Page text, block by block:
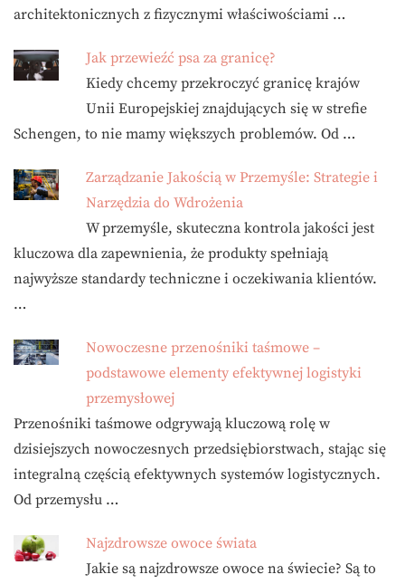
architektonicznych z fizycznymi właściwościami …
Jak przewieźć psa za granicę?
Kiedy chcemy przekroczyć granicę krajów
Unii Europejskiej znajdujących się w strefie
Schengen, to nie mamy większych problemów. Od …
Zarządzanie Jakością w Przemyśle: Strategie i
Narzędzia do Wdrożenia
W przemyśle, skuteczna kontrola jakości jest
kluczowa dla zapewnienia, że produkty spełniają
najwyższe standardy techniczne i oczekiwania klientów.
…
Nowoczesne przenośniki taśmowe –
podstawowe elementy efektywnej logistyki
przemysłowej
Przenośniki taśmowe odgrywają kluczową rolę w
dzisiejszych nowoczesnych przedsiębiorstwach, stając się
integralną częścią efektywnych systemów logistycznych.
Od przemysłu …
Najzdrowsze owoce świata
Jakie są najzdrowsze owoce na świecie? Są to